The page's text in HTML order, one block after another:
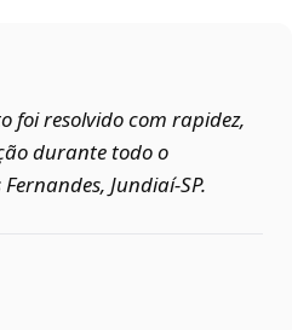
foi resolvido com rapidez,
durante todo o
Jundiaí‑SP.